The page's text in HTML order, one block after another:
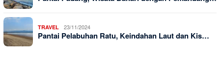
TRAVEL 23/11/2024
Pantai Pelabuhan Ratu, Keindahan Laut dan Kis…